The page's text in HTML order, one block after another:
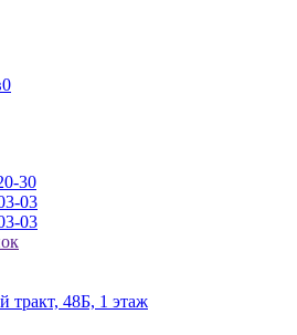
0
30
03
03
тракт, 48Б, 1 этаж